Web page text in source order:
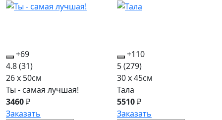
+69
4.8(31)
26 x 50см
Ты - самая лучшая!
3460₽
Заказать
+110
5(279)
30 x 45см
Тала
5510₽
Заказать